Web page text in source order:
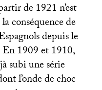
de 1921 n’est
conséquence de
depuis le
1909 et 1910,
subi une série
l’onde de choc